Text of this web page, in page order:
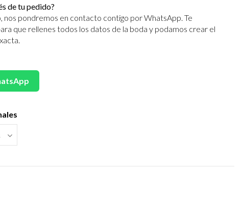
de tu pedido?
nos pondremos en contacto contigo por WhatsApp. Te
que rellenes todos los datos de la boda y podamos crear el